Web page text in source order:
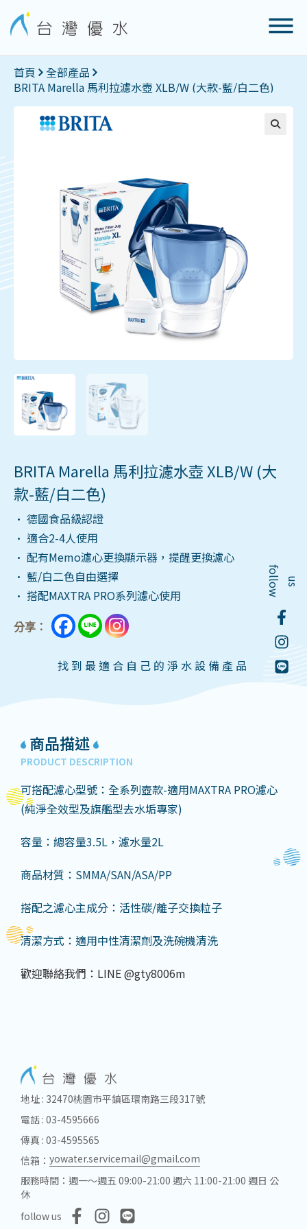
f
o l
l
o
w u
s
首頁
全部產品
BRITA Marella 馬利拉濾水壺 XLB/W (大款-藍/白二色)
BRITA Marella 馬利拉濾水壺 XLB/W (大
款-藍/白二色)
• 德國食品級認證
• 適合2-4人使用
• 配有Memo濾心更換顯示器，提醒更換濾心
• 藍/白二色自由選擇
• 搭配MAXTRA PRO系列濾心使用
分享：
找到最適合自己的淨水設備產品
商品描述
PRODUCT DESCRIPTION
可搭配濾心型號：全系列壺款-適用MAXTRA PRO濾心
(純淨全效型及旗艦型去水垢專家)
容量：總容量3.5L，濾水量2L
商品材質：SMMA/SAN/ASA/PP
搭配之濾心主成分：活性碳/離子交換粒子
清潔方式：適用中性清潔劑及洗碗機清洗
歡迎聯絡我們：LINE @gty8006m
地址 : 32470桃園市平鎮區環南路三段317號
電話 : 03-4595666
傳真 : 03-4595565
信箱： yowater.servicemail@gmail.com
服務時間：週一～週五 09:00-21:00 週六 11:00-21:00 週日 公
休
follow us